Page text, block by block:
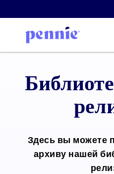
Здесь вы можете
архиву нашей